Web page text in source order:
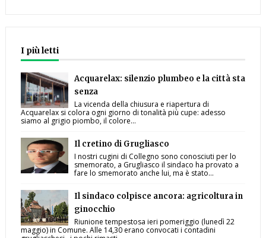
I più letti
Acquarelax: silenzio plumbeo e la città sta
senza
La vicenda della chiusura e riapertura di
Acquarelax si colora ogni giorno di tonalità più cupe: adesso
siamo al grigio piombo, il colore...
Il cretino di Grugliasco
I nostri cugini di Collegno sono conosciuti per lo
smemorato, a Grugliasco il sindaco ha provato a
fare lo smemorato anche lui, ma è stato...
Il sindaco colpisce ancora: agricoltura in
ginocchio
Riunione tempestosa ieri pomeriggio (lunedì 22
maggio) in Comune. Alle 14,30 erano convocati i contadini